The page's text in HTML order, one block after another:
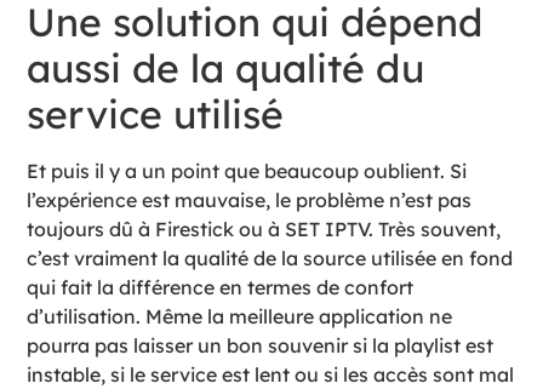
Une solution qui dépend
aussi de la qualité du
service utilisé
Et puis il y a un point que beaucoup oublient. Si
l’expérience est mauvaise, le problème n’est pas
toujours dû à Firestick ou à SET IPTV. Très souvent,
c’est vraiment la qualité de la source utilisée en fond
qui fait la différence en termes de confort
d’utilisation. Même la meilleure application ne
pourra pas laisser un bon souvenir si la playlist est
instable, si le service est lent ou si les accès sont mal